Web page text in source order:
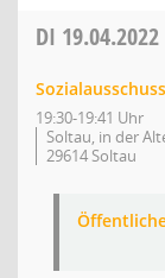
DI 19.04.2022
Sozialausschuss
19:30-19:41 Uhr
Soltau, in der
29614 Soltau